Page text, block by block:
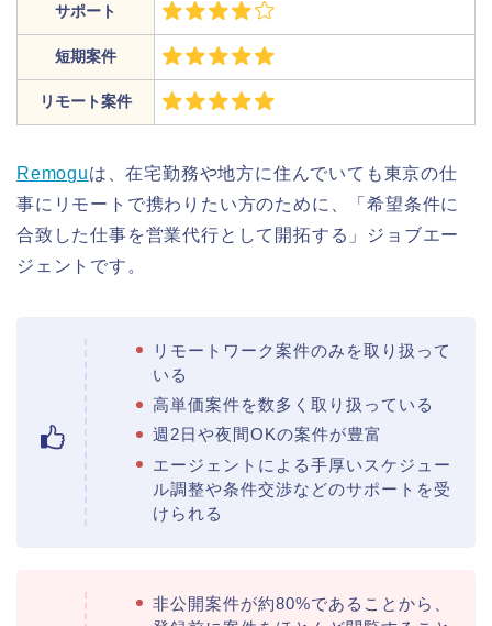
サポート
短期案件
リモート案件
Remoguは、在宅勤務や地方に住んでいても東京の仕
事にリモートで携わりたい方のために、「希望条件に
合致した仕事を営業代行として開拓する」ジョブエー
ジェントです。
リモートワーク案件のみを取り扱って
いる
高単価案件を数多く取り扱っている
週2日や夜間OKの案件が豊富
エージェントによる手厚いスケジュー
ル調整や条件交渉などのサポートを受
けられる
非公開案件が約80%であることから、